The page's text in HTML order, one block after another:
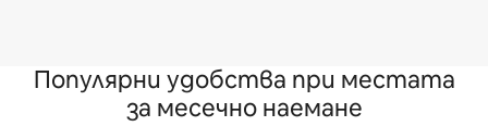
Популярни удобства при местата
за месечно наемане